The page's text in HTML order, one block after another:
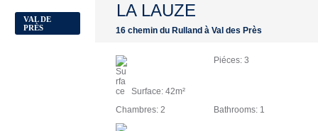
VAL DE
PRÈS
LA LAUZE
16 chemin du Rulland à Val des Près
Surface: 42m²
Piéces: 3
Chambres: 2 Bathrooms: 1